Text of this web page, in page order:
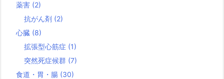
薬害 (2)
抗がん剤 (2)
心臓 (8)
拡張型心筋症 (1)
突然死症候群 (7)
食道・胃・腸 (30)